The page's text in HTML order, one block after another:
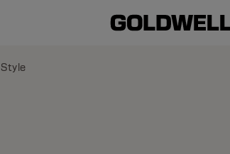
Style